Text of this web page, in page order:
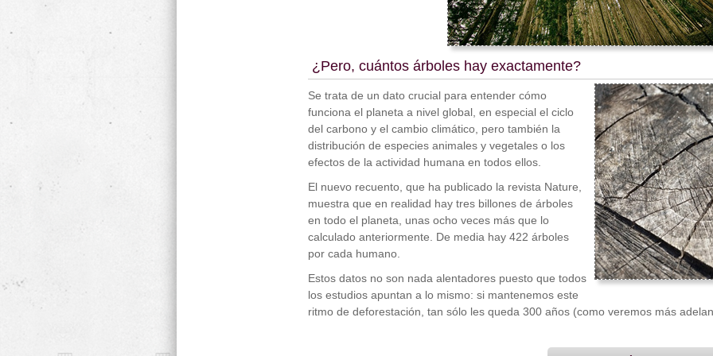
¿Pero, cuántos árboles hay exactamente?
Se trata de un dato crucial para entender cómo
funciona el planeta a nivel global, en especial el ciclo
del carbono y el cambio climático, pero también la
distribución de especies animales y vegetales o los
efectos de la actividad humana en todos ellos.
El nuevo recuento, que ha publicado la revista Nature,
muestra que en realidad hay tres billones de árboles
en todo el planeta, unas ocho veces más que lo
calculado anteriormente. De media hay 422 árboles
por cada humano.
Estos datos no son nada alentadores puesto que todos
los estudios apuntan a lo mismo: si mantenemos este
ritmo de deforestación, tan sólo les queda 300 años (como veremos más